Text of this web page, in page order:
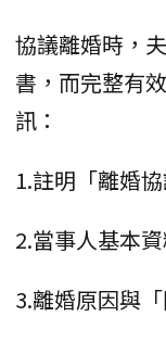
協議離婚時，
書，而完整有
訊：
1.註明「離婚
2.當事人基本
3.離婚原因與